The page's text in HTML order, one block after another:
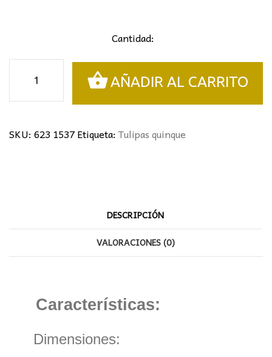
Cantidad:
cantidad
AÑADIR AL CARRITO
SKU: 623 1537Etiqueta: Tulipas quinque
DESCRIPCIÓN
VALORACIONES (0)
Características:
Dimensiones: